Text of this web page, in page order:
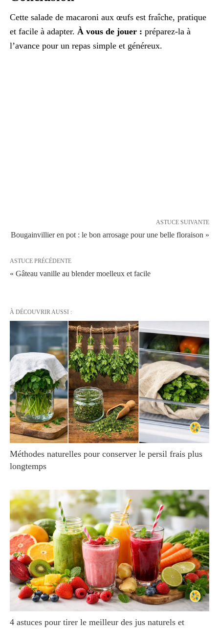
Cette salade de macaroni aux œufs est fraîche, pratique
et facile à adapter. À vous de jouer : préparez-la à
l’avance pour un repas simple et généreux.
ASTUCE SUIVANTE
Bougainvillier en pot : le bon arrosage pour une belle floraison »
ASTUCE PRÉCÉDENTE
« Gâteau vanille au blender moelleux et facile
À DÉCOUVRIR AUSSI :
Méthodes naturelles pour conserver le persil frais plus
longtemps
4 astuces pour tirer le meilleur des jus naturels et